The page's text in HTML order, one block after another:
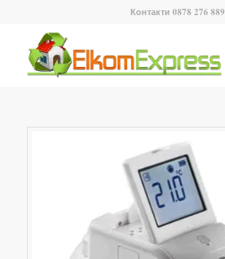
Контакти 0878 276 889